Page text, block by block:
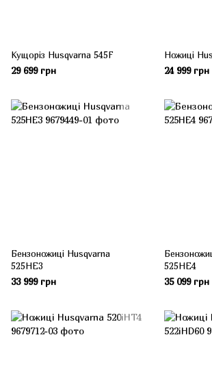
Кущоріз Husqvarna 545F
29 699 грн
Ножиці
24 999 грн
Бензоножиці Husqvarna
525HE3
33 999 грн
525HE4
35 099 грн